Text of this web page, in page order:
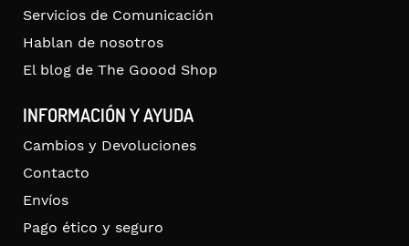
Servicios de Comunicación
Hablan de nosotros
El blog de The Goood Shop
INFORMACIÓN Y AYUDA
Cambios y Devoluciones
Contacto
Envíos
Pago ético y seguro